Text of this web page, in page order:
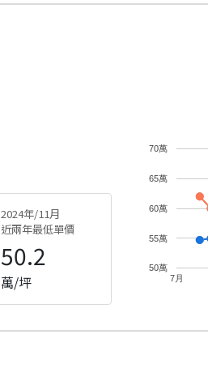
2024年/11月
近兩年最低單價
50.2
萬/坪 7月
50萬
55萬
60萬
65萬
70萬